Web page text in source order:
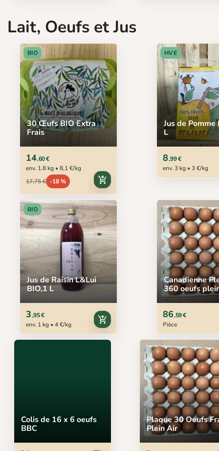
Lait, Oeufs et Jus
BIO
30 Œufs BIO Extra
Frais
14,60 €
env. 1.8 kg • 8,1 €/kg
17,75 € -18 % add_shopping_cart
HVE
Jus de Pomme
L
8,99 €
env. 3 kg • 3 €/kg
BIO
Jus de Raisin L&Lui
BIO,1 L
3,95 €
env. 1 kg • 4 €/kg
add_shopping_cart
Canadienne
360 oeufs
86,59 €
Pièce
Colis de 16 x 6 oeufs
BBC
Plaque 30 Oeufs
Plein Air